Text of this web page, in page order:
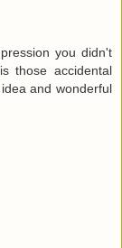
you didn't
those accidental
and wonderful